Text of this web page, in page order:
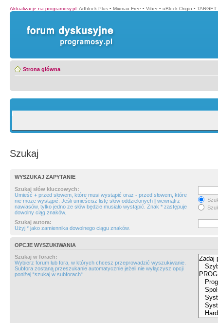
Aktualizacje na programosy.pl: Adblock Plus • Mixmax Free • Viber • uBlock Origin •
Strona główna
Szukaj
WYSZUKAJ ZAPYTANIE
Szukaj słów kluczowych:
Umieść + przed słowem, które musi wystąpić oraz - przed słowem, które
nie może wystąpić. Jeśli umieścisz listę słów oddzielonych | wewnątrz
nawiasów, tylko jedno ze słów będzie musiało wystąpić. Znak * zastępuje
dowolny ciąg znaków.
Szukaj autora:
Użyj * jako zamiennika dowolnego ciągu znaków.
OPCJE WYSZUKIWANIA
Szukaj w forach:
Wybierz forum lub fora, w których chcesz przeprowadzić wyszukiwanie.
Subfora zostaną przeszukanie automatycznie jeżeli nie wyłączysz opcji
poniżej “szukaj w subforach“.